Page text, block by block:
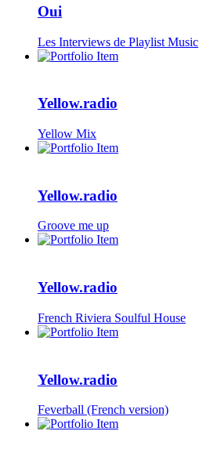
Oui
Les Interviews de Playlist Music
Yellow.radio
Yellow Mix
Yellow.radio
Groove me up
Yellow.radio
French Riviera Soulful House
Yellow.radio
Feverball (French version)